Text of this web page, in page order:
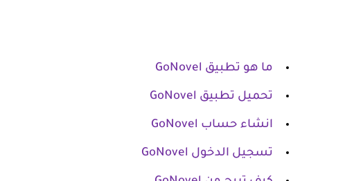
ما هو تطبيق GoNovel
تحميل تطبيق GoNovel
انشاء حساب GoNovel
تسجيل الدخول GoNovel